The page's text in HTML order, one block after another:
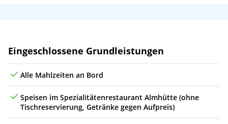
9 Do 10.06.27 Eidfjord, Norwegen
Fr 11.06.27 (auf See)
Sa 12.06.27 Warnemünde, Deutschland 08:00
Leistungen
Eingeschlossene Grundleistungen
Alle Mahlzeiten an Bord
Speisen im Spezialitätenrestaurant Almhütte (ohne
Tischreservierung, Getränke gegen Aufpreis)